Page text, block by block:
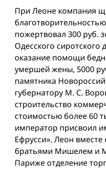
При Леоне компания
пожертвовал 300 руб.
Одесского сиротского
оказание помощи
умершей жены, 5000
памятника
губернатору М. С.
строительство
стоимостью более 60
император присвоил
Ефрусси». Леон
братьями Мишелем и
Париже отделение